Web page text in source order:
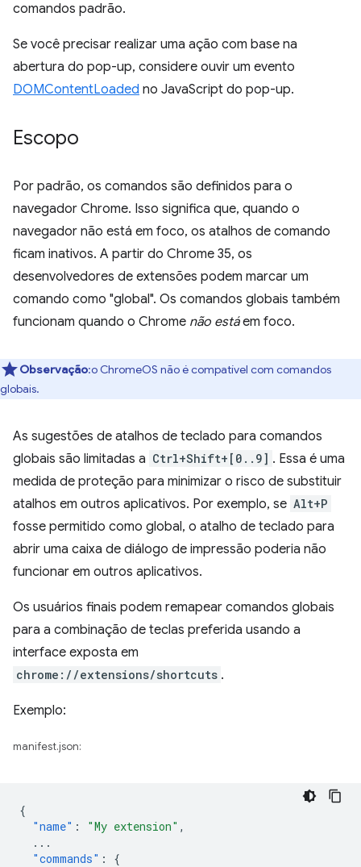
comandos padrão.
Se você precisar realizar uma ação com base na
abertura do pop-up, considere ouvir um evento
DOMContentLoaded no JavaScript do pop-up.
Escopo
Por padrão, os comandos são definidos para o
navegador Chrome. Isso significa que, quando o
navegador não está em foco, os atalhos de comando
ficam inativos. A partir do Chrome 35, os
desenvolvedores de extensões podem marcar um
comando como "global". Os comandos globais também
funcionam quando o Chrome não estáem foco.
Observação:o ChromeOS não é compatível com comandos
globais.
As sugestões de atalhos de teclado para comandos
globais são limitadas a Ctrl+Shift+[0..9] . Essa é uma
medida de proteção para minimizar o risco de substituir
atalhos em outros aplicativos. Por exemplo, se Alt+P
fosse permitido como global, o atalho de teclado para
abrir uma caixa de diálogo de impressão poderia não
funcionar em outros aplicativos.
Os usuários finais podem remapear comandos globais
para a combinação de teclas preferida usando a
interface exposta em
chrome://extensions/shortcuts .
Exemplo:
manifest.json:
{
"name" : "My extension" ,
...
"commands" : {